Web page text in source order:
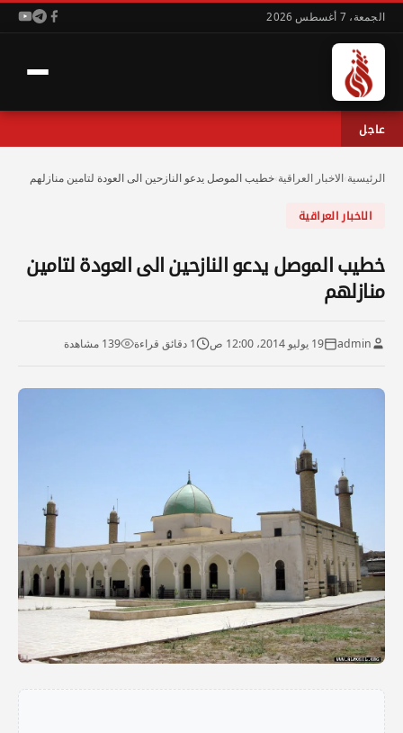
الجمعة، 7 أغسطس 2026
عاجل
الرئيسية الاخبار العراقية خطيب الموصل يدعو النازحين الى العودة لتامين منازلهم
الاخبار العراقية
خطيب الموصل يدعو النازحين الى العودة لتامين
منازلهم
admin 19 يوليو 2014، 12:00 ص 1 دقائق قراءة 139 مشاهدة